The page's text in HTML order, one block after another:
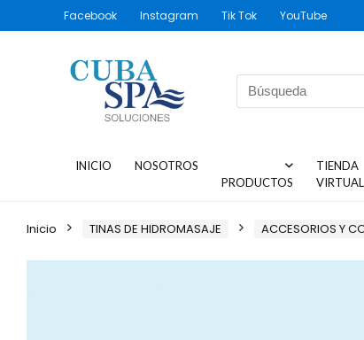
Facebook Instagram Tik Tok YouTube
INICIO
NOSOTROS
PRODUCTOS
TIENDA
VIRTUAL
Inicio TINAS DE HIDROMASAJE ACCESORIOS Y